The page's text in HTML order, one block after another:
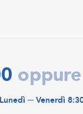
oppure
Lunedì ─ Venerdì